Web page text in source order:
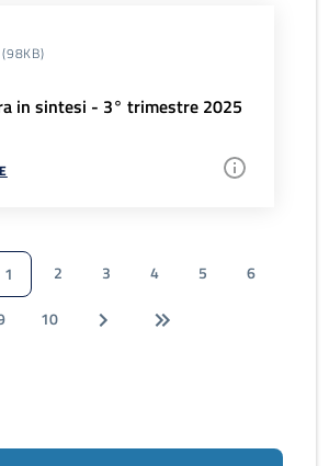
(98KB)
in sintesi - 3° trimestre 2025
1 2 3 4 5
6
10